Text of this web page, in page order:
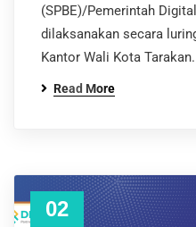
(SPBE)/Pemerintah
dilaksanakan secara
Kantor Wali Kota
Read More
02